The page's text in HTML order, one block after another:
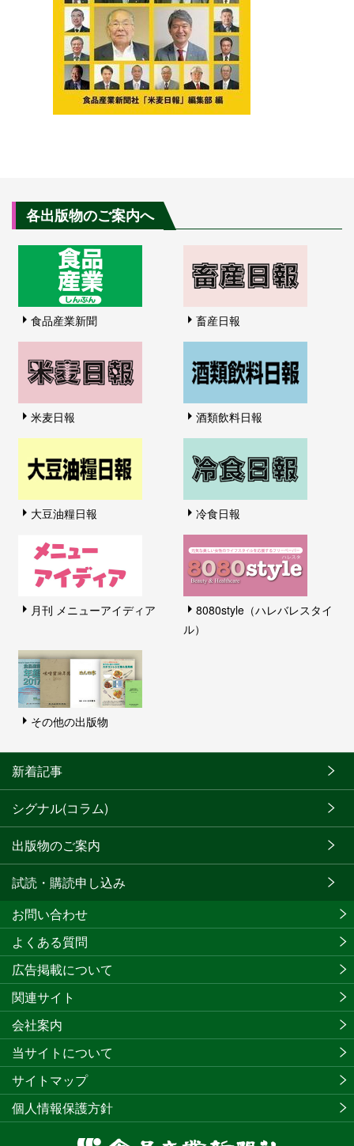
各出版物のご案内へ
食品産業新聞 畜産日報
米麦日報 酒類飲料日報
大豆油糧日報 冷食日報
月刊 メニューアイディア
8080style（ハレバレスタイ
ル）
その他の出版物
新着記事
シグナル(コラム)
出版物のご案内
試読・購読申し込み
お問い合わせ
よくある質問
広告掲載について
関連サイト
会社案内
当サイトについて
サイトマップ
個人情報保護方針